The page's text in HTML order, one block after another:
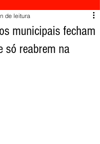
municipais fecham
só reabrem na
de leitura